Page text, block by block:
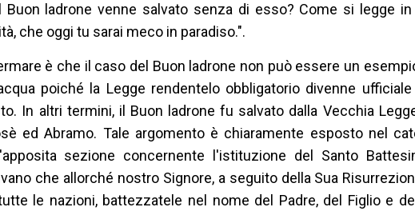
Buon ladrone venne salvato senza di esso? Come si legge in
che oggi tu sarai meco in paradiso.".
è che il caso del Buon ladrone non può essere un
poiché la Legge rendentelo obbligatorio divenne
In altri termini, il Buon ladrone fu salvato dalla Vecchia
ed Abramo. Tale argomento è chiaramente esposto nel
sezione concernente l'istituzione del Santo
che allorché nostro Signore, a seguito della Sua
le nazioni, battezzatele nel nome del Padre, del Figlio e